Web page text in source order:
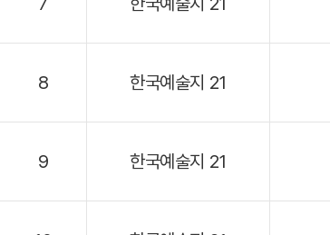
8 한국예술지 21
9 한국예술지 21